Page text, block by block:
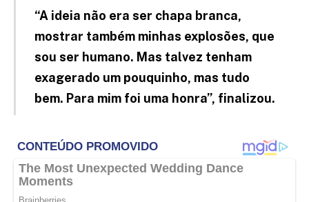
“A ideia não era ser chapa branca,
mostrar também minhas explosões, que
sou ser humano. Mas talvez tenham
exagerado um pouquinho, mas tudo
bem. Para mim foi uma honra”, finalizou.